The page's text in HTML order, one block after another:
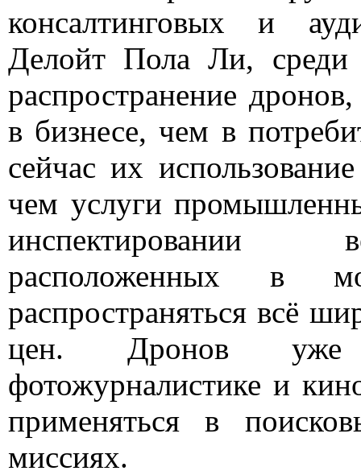
консалтинговых и
Делойт Пола Ли, среди
распространение
в бизнесе, чем в
сейчас их
чем услуги
инспектировании
расположенных в
распространяться всё
цен. Дронов уже
фотожурналистике и
применяться в
миссиях.